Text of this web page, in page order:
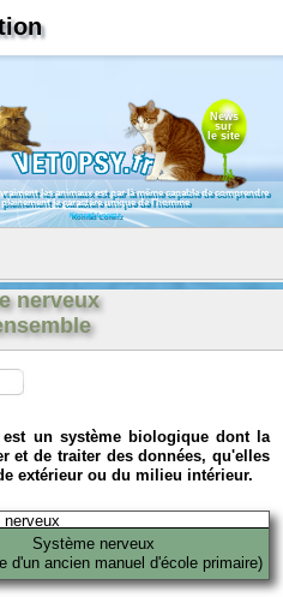
News
sur
le site
les animaux est par là même capable de comprendre
pleinement le caractère unique de l'homme
Konrad Lorenz
nerveux
est un système biologique dont la
et de traiter des données, qu'elles
extérieur ou du milieu intérieur.
Système nerveux
d'un ancien manuel d'école primaire)